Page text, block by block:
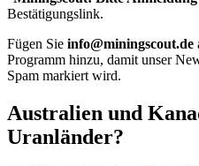
Bestätigungslink.
Fügen Sie info@miningscout.de
Programm hinzu, damit unser
Spam markiert wird.
Australien und
Uranländer?